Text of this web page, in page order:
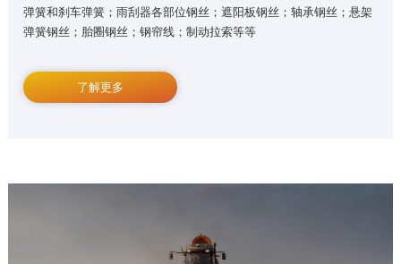
弹簧和刹车弹簧；雨刮器各部位钢丝；遮阳板钢丝；轴承钢丝；悬架
弹簧钢丝；胎圈钢丝；钢帘线；制动拉索等等
了解更多